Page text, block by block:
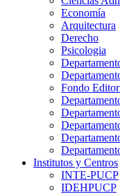
Economía
Arquitectura
Derecho
Psicologia
Fondo
Institutos y Centros
INTE-PUCP
IDEHPUCP